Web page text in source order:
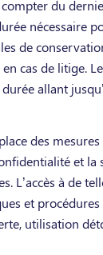
du
nécessaire
de
cas de litige.
allant
des
et la
L’accès à de
et procédures
utilisation